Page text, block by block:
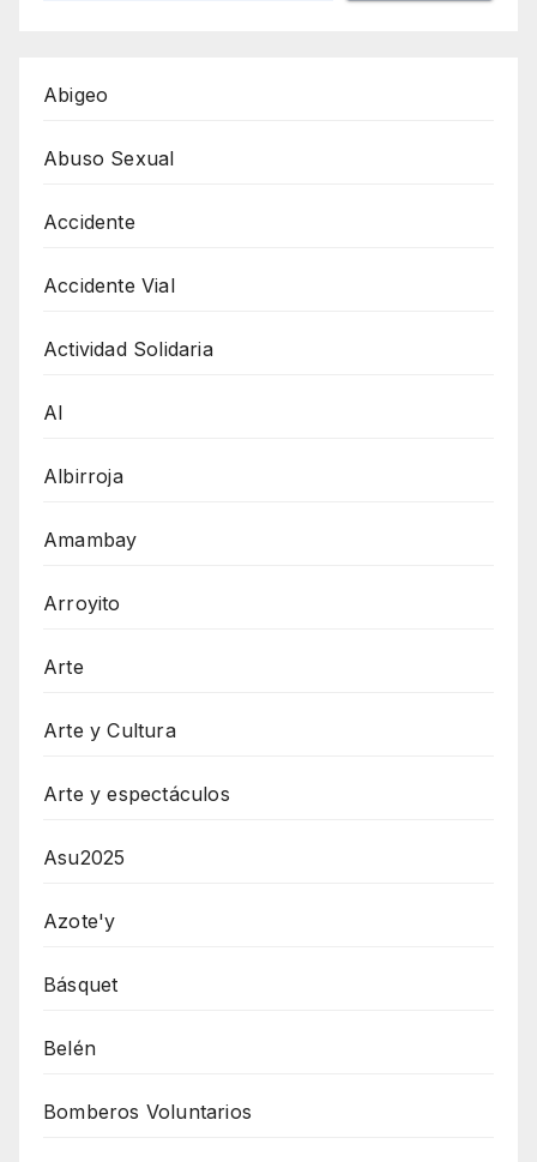
Abigeo
Abuso Sexual
Accidente
Accidente Vial
Actividad Solidaria
AI
Albirroja
Amambay
Arroyito
Arte
Arte y Cultura
Arte y espectáculos
Asu2025
Azote'y
Básquet
Belén
Bomberos Voluntarios